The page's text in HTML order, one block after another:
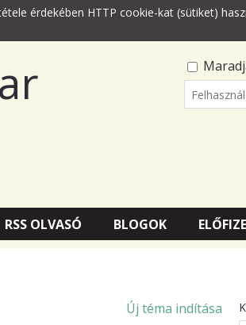
érdekében HTTP cookie-kat (sütiket)
RSS OLVASÓ BLOGOK
Új téma indítása